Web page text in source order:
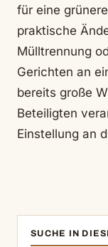
für eine
praktische
Mülltrennung
Gerichten an
bereits große
Beteiligten
Einstellung an
SUCHE IN